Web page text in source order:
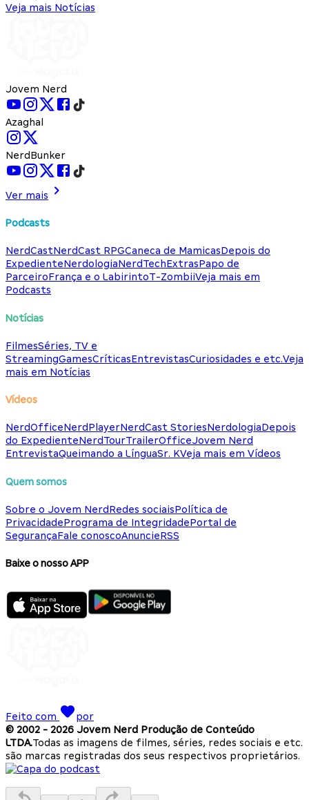
Veja mais Notícias
Jovem Nerd
Azaghal
NerdBunker
Ver mais
Podcasts
NerdCastNerdCast RPGCaneca de MamicasDepois do
ExpedienteNerdologiaNerdTechExtrasPapo de
ParceiroFrança e o LabirintoT-ZombiiVeja mais em
Podcasts
Notícias
FilmesSéries, TV e
StreamingGamesCríticasEntrevistasCuriosidades e etc.Veja
mais em Notícias
Vídeos
NerdOfficeNerdPlayerNerdCast StoriesNerdologiaDepois
do ExpedienteNerdTourTrailerOfficeJovem Nerd
EntrevistaQueimando a LínguaSr. KVeja mais em Vídeos
Quem somos
Sobre o Jovem NerdRedes sociaisPolítica de
PrivacidadePrograma de IntegridadePortal de
SegurançaFale conoscoAnuncieRSS
Baixe o nosso APP
Feito com
por
© 2002 - 2026 Jovem Nerd Produção de Conteúdo
LTDA.Todas as imagens de filmes, séries, redes sociais e etc.
são marcas registradas dos seus respectivos proprietários.